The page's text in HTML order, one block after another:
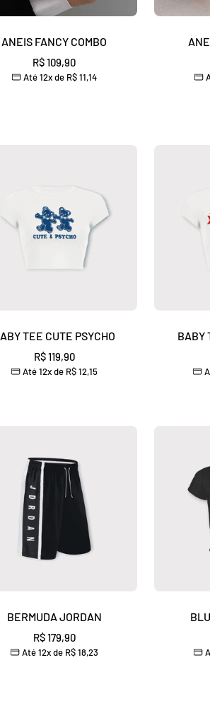
ANEIS FANCY COMBO
Preço
promocional
R$ 109,90
Até 12x de R$ 11,14
TEE CUTE PSYCHO
Preço
promocional
R$ 119,90
Até 12x de R$ 12,15
BABY
BERMUDA JORDAN
Preço
promocional
R$ 179,90
Até 12x de R$ 18,23